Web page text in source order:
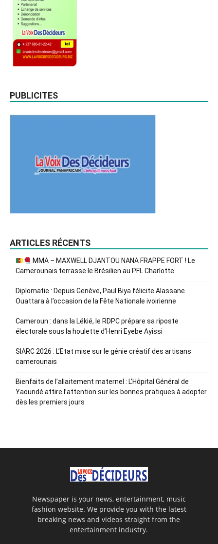
PUBLICITES
ARTICLES RÉCENTS
MMA – MAXWELL DJANTOU NANA FRAPPE FORT ! Le
Camerounais terrasse le Brésilien au PFL Charlotte
Diplomatie : Depuis Genève, Paul Biya félicite Alassane
Ouattara à l’occasion de la Fête Nationale ivoirienne
Cameroun : dans la Lékié, le RDPC prépare sa riposte
électorale sous la houlette d’Henri Eyebe Ayissi
SIARC 2026 : L’Etat mise sur le génie créatif des artisans
camerounais
Bienfaits de l’allaitement maternel : L’Hôpital Général de
Yaoundé attire l’attention sur les bonnes pratiques à adopter
dès les premiers jours
Newspaper is your news, entertainment, music
fashion website. We provide you with the latest
breaking news and videos straight from the
entertainment industry.